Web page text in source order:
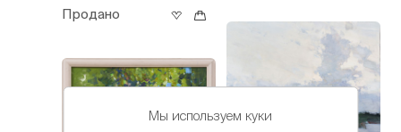
Продано
Мы используем куки